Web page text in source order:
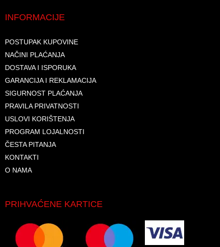
INFORMACIJE
POSTUPAK KUPOVINE
NAČINI PLAĆANJA
DOSTAVA I ISPORUKA
GARANCIJA I REKLAMACIJA
SIGURNOST PLAĆANJA
PRAVILA PRIVATNOSTI
USLOVI KORIŠTENJA
PROGRAM LOJALNOSTI
ČESTA PITANJA
KONTAKTI
O NAMA
PRIHVAĆENE KARTICE